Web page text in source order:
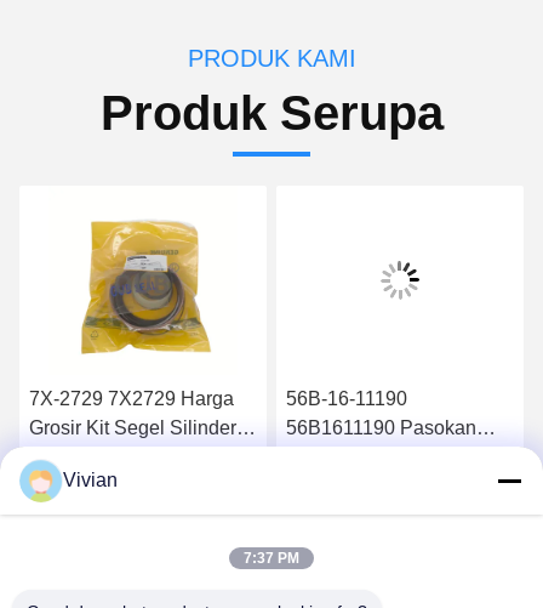
PRODUK KAMI
Produk Serupa
7X-2729 7X2729 Harga
Grosir Kit Segel Silinder
Hidraulik 826B
Dapatkan Harga Terbaik
56B-16-11190
56B1611190 Pasokan
hidrolik HM400-2 HM350-
2
Dapatkan Harga Terbaik
Vivian
7:37 PM